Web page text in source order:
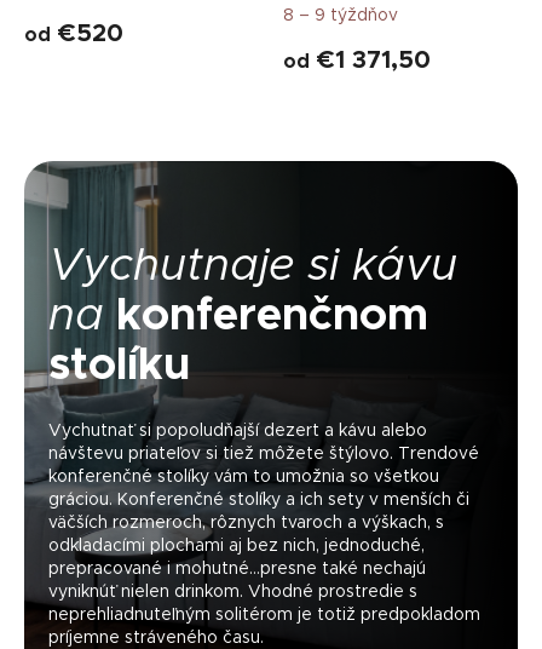
od €520
8 – 9 týždňov
od €1 371,50
Vychutnaje si kávu
na konferenčnom
stolíku
Vychutnať si popoludňajší dezert a kávu alebo
návštevu priateľov si tiež môžete štýlovo. Trendové
konferenčné stolíky vám to umožnia so všetkou
gráciou. Konferenčné stolíky a ich sety v menších či
väčších rozmeroch, rôznych tvaroch a výškach, s
odkladacími plochami aj bez nich, jednoduché,
prepracované i mohutné...presne také nechajú
vyniknúť nielen drinkom. Vhodné prostredie s
neprehliadnuteľným solitérom je totiž predpokladom
príjemne stráveného času.